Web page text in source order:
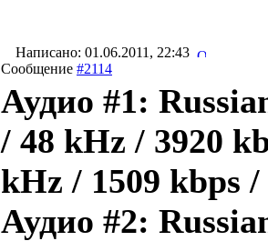
Написано: 01.06.2011, 22:43
Сообщение #2114
Аудио #1:
/ 48 kHz / 3920
kHz / 1509 kbps
Аудио #2: